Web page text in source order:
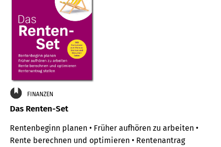
FINANZEN
Das Renten-Set
Rentenbeginn planen • Früher aufhören zu arbeiten •
Rente berechnen und optimieren • Rentenantrag